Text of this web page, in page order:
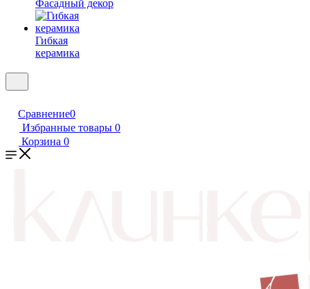
Фасадный декор
Гибкая
керамика
Сравнение0
Избранные товары 0
Корзина 0